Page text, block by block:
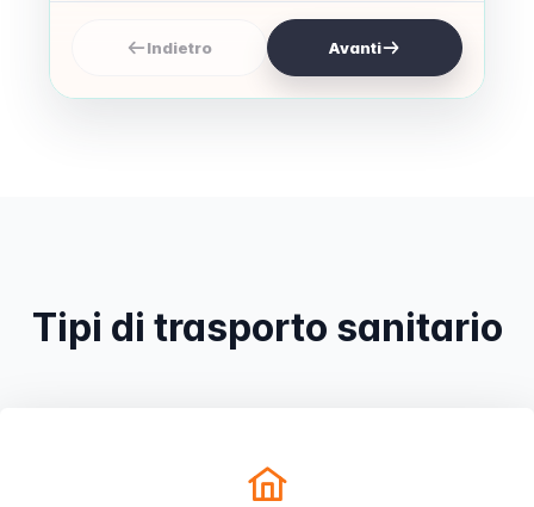
Indietro Avanti
Tipi di trasporto sanitario